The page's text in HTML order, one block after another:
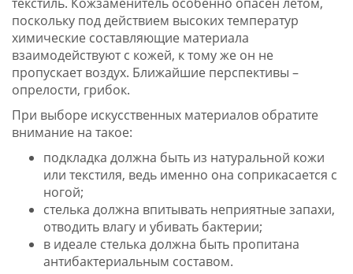
поскольку под действием высоких температур
химические составляющие материала
взаимодействуют с кожей, к тому же он не
пропускает воздух. Ближайшие перспективы –
опрелости, грибок.
При выборе искусственных материалов обратите
внимание на такое:
подкладка должна быть из натуральной кожи
или текстиля, ведь именно она соприкасается с
ногой;
стелька должна впитывать неприятные запахи,
отводить влагу и убивать бактерии;
в идеале стелька должна быть пропитана
антибактериальным составом.